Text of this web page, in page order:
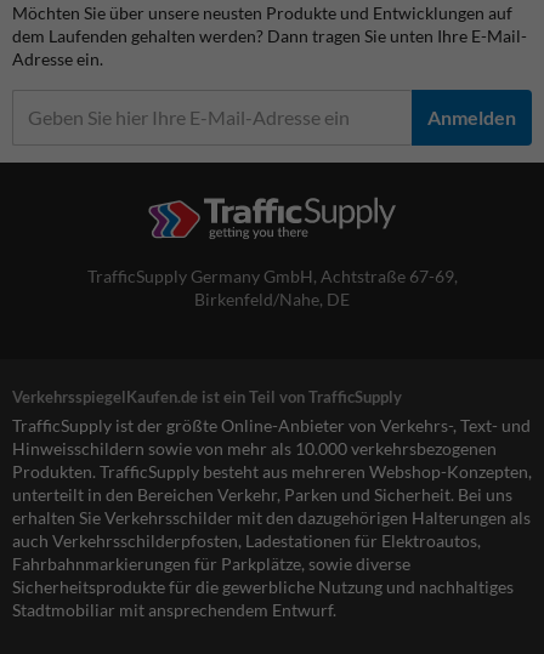
Möchten Sie über unsere neusten Produkte und Entwicklungen auf
dem Laufenden gehalten werden? Dann tragen Sie unten Ihre E-Mail-
Adresse ein.
Anmelden
TrafficSupply Germany GmbH, Achtstraße 67-69,
Birkenfeld/Nahe, DE
VerkehrsspiegelKaufen.de ist ein Teil von TrafficSupply
TrafficSupply ist der größte Online-Anbieter von Verkehrs-, Text- und
Hinweisschildern sowie von mehr als 10.000 verkehrsbezogenen
Produkten. TrafficSupply besteht aus mehreren Webshop-Konzepten,
unterteilt in den Bereichen Verkehr, Parken und Sicherheit. Bei uns
erhalten Sie Verkehrsschilder mit den dazugehörigen Halterungen als
auch Verkehrsschilderpfosten, Ladestationen für Elektroautos,
Fahrbahnmarkierungen für Parkplätze, sowie diverse
Sicherheitsprodukte für die gewerbliche Nutzung und nachhaltiges
Stadtmobiliar mit ansprechendem Entwurf.